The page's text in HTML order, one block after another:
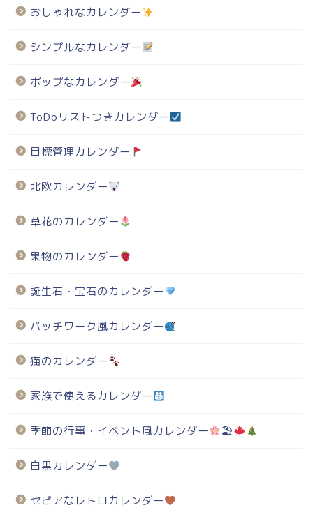
おしゃれなカレンダー
シンプルなカレンダー
ポップなカレンダー
ToDoリストつきカレンダー
目標管理カレンダー
北欧カレンダー
草花のカレンダー
果物のカレンダー
誕生石・宝石のカレンダー
パッチワーク風カレンダー
猫のカレンダー
家族で使えるカレンダー
季節の行事・イベント風カレンダー 🏖
白黒カレンダー
セピアなレトロカレンダー